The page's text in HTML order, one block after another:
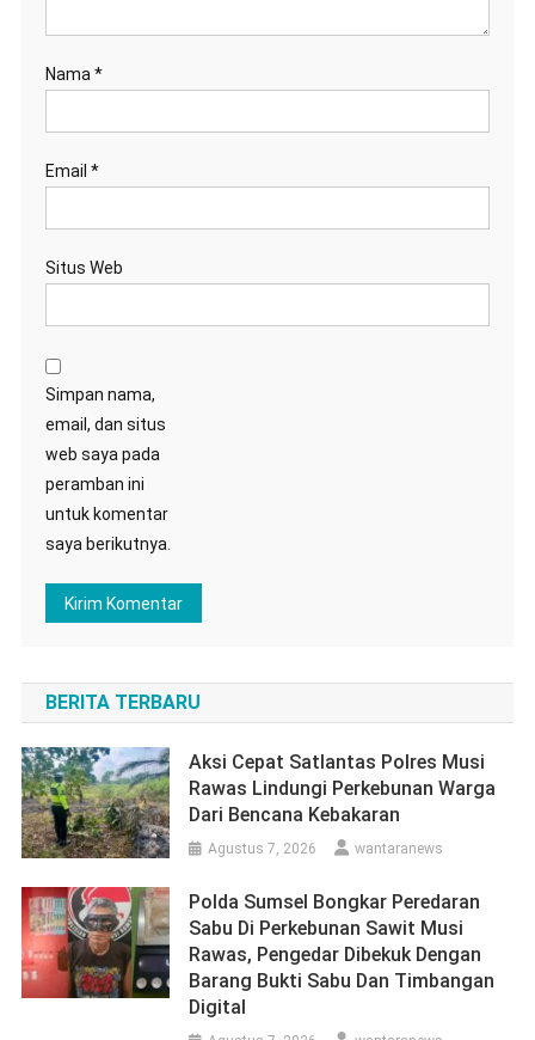
Nama *
Email *
Situs Web
Simpan nama,
email, dan situs
web saya pada
peramban ini
untuk komentar
saya berikutnya.
BERITA TERBARU
Aksi Cepat Satlantas Polres Musi
Rawas Lindungi Perkebunan Warga
Dari Bencana Kebakaran
Agustus 7, 2026 wantaranews
Polda Sumsel Bongkar Peredaran
Sabu Di Perkebunan Sawit Musi
Rawas, Pengedar Dibekuk Dengan
Barang Bukti Sabu Dan Timbangan
Digital